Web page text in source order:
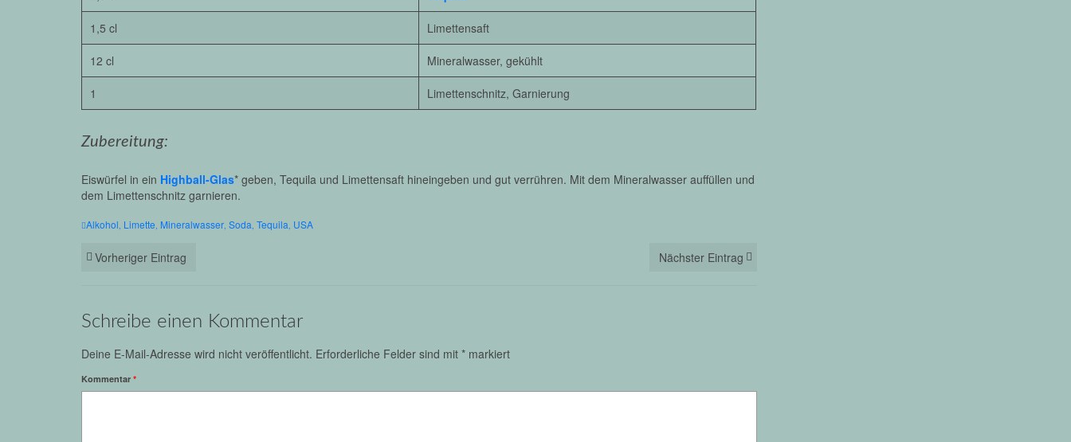
1,5 cl Limettensaft
12 cl Mineralwasser, gekühlt
1 Limettenschnitz, Garnierung
Zubereitung:
Eiswürfel in ein Highball-Glas* geben, Tequila und Limettensaft hineingeben und gut verrühren. Mit dem Mineralwasser auffüllen und
dem Limettenschnitz garnieren.
Alkohol Limette Mineralwasser Soda Tequila USA
Vorheriger Eintrag Nächster Eintrag
Schreibe einen Kommentar
Deine E-Mail-Adresse wird nicht veröffentlicht. Erforderliche Felder sind mit * markiert
Kommentar *